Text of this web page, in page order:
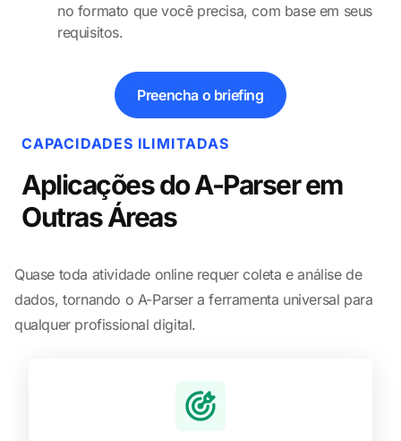
no formato que você precisa, com base em seus
requisitos.
Preencha o briefing
CAPACIDADES ILIMITADAS
Aplicações do A-Parser em
Outras Áreas
Quase toda atividade online requer coleta e análise de
dados, tornando o A-Parser a ferramenta universal para
qualquer profissional digital.